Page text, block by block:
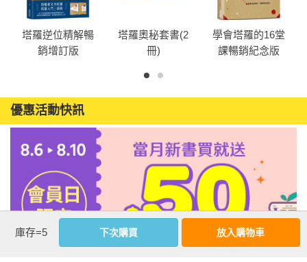
塔羅逆位精解暢
銷增訂版
塔羅奧秘套書(2
冊)
學會塔羅的16堂
課暢銷紀念版
優惠活動快訊
庫存=5 下次購買 放入購物車